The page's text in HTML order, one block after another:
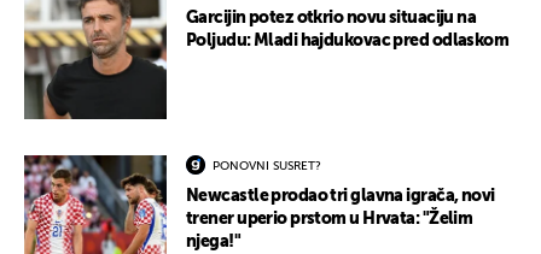
Garcijin potez otkrio novu situaciju na
Poljudu: Mladi hajdukovac pred odlaskom
PONOVNI SUSRET?
Newcastle prodao tri glavna igrača, novi
trener uperio prstom u Hrvata: "Želim
njega!"